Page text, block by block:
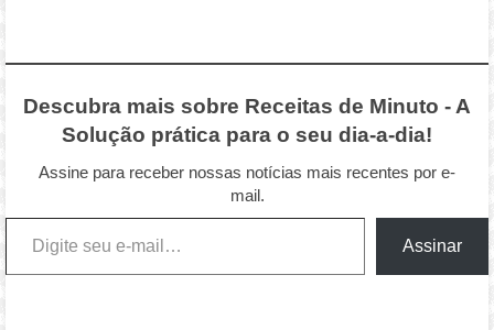
Descubra mais sobre Receitas de Minuto - A
Solução prática para o seu dia-a-dia!
Assine para receber nossas notícias mais recentes por e-
mail.
Digite seu e-mail…
Assinar